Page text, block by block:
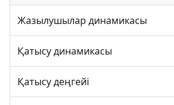
Жазылушылар динамикасы
Қатысу динамикасы
Қатысу деңгейі